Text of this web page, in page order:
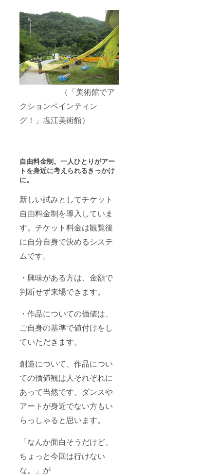
（「美術館でア
クションペインティン
グ！」塩江美術館）
自由料金制。一人ひとりがアー
トを身近に考えられるきっかけ
に。
新しい試みとしてチケット
自由料金制を導入していま
す。チケット料金は観覧後
に自分自身で決めるシステ
ムです。
・興味がある方は、金額で
判断せず来場できます。
・作品についての価値は、
ご自身の基準で値付けをし
ていただきます。
創造について、作品につい
ての価値観は人それぞれに
あって当然です。ダンスや
アートが身近でない方もい
らっしゃると思います。
「なんか面白そうだけど、
ちょっと今回は行けない
な。」が